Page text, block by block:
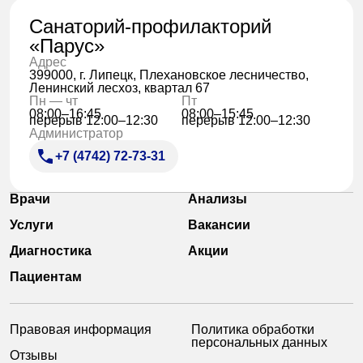
Санаторий-профилакторий
«Парус»
Адрес
399000, г. Липецк, Плехановское лесничество,
Ленинский лесхоз, квартал 67
Пн — чт
08:00–16:45
перерыв 12:00–12:30
Пт
08:00–15:45
перерыв 12:00–12:30
Администратор
+7 (4742) 72-73-31
Врачи
Анализы
Услуги
Вакансии
Диагностика
Акции
Пациентам
Правовая информация
Отзывы
Политика обработки
персональных данных